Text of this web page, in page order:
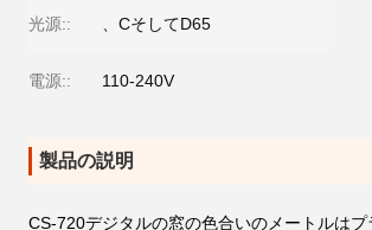
光源:: 、CそしてD65
電源:: 110-240V
製品の説明
CS-720デジタルの窓の色合いのメートルは